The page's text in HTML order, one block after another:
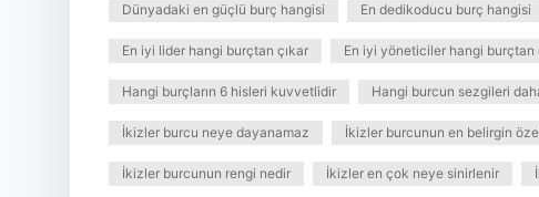
Dünyadaki en güçlü burç hangisi En dedikoducu burç hangisi
En iyi lider hangi burçtan çıkar En iyi yöneticiler hangi burçtan
Hangi burçların 6 hisleri kuvvetlidir Hangi burcun sezgileri
İkizler burcu neye dayanamaz İkizler burcunun en belirgin
İkizler burcunun rengi nedir İkizler en çok neye sinirlenir